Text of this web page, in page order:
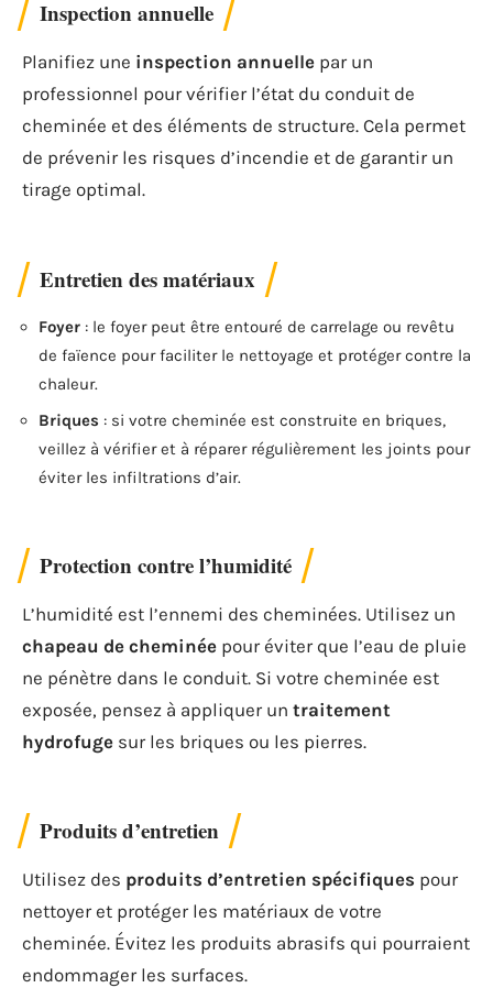
Inspection annuelle
Planifiez une inspection annuelle par un
professionnel pour vérifier l’état du conduit de
cheminée et des éléments de structure. Cela permet
de prévenir les risques d’incendie et de garantir un
tirage optimal.
Entretien des matériaux
Foyer : le foyer peut être entouré de carrelage ou revêtu
de faïence pour faciliter le nettoyage et protéger contre la
chaleur.
Briques : si votre cheminée est construite en briques,
veillez à vérifier et à réparer régulièrement les joints pour
éviter les infiltrations d’air.
Protection contre l’humidité
L’humidité est l’ennemi des cheminées. Utilisez un
chapeau de cheminée pour éviter que l’eau de pluie
ne pénètre dans le conduit. Si votre cheminée est
exposée, pensez à appliquer un traitement
hydrofuge sur les briques ou les pierres.
Produits d’entretien
Utilisez des produits d’entretien spécifiques pour
nettoyer et protéger les matériaux de votre
cheminée. Évitez les produits abrasifs qui pourraient
endommager les surfaces.